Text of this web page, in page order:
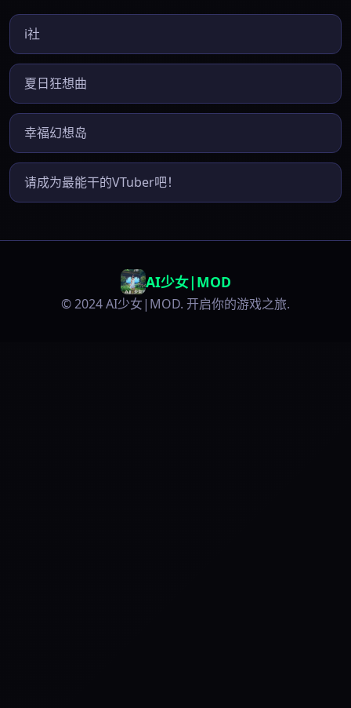
i社
夏日狂想曲
幸福幻想岛
请成为最能干的VTuber吧！
AI少女|MOD
© 2024 AI少女|MOD. 开启你的游戏之旅.